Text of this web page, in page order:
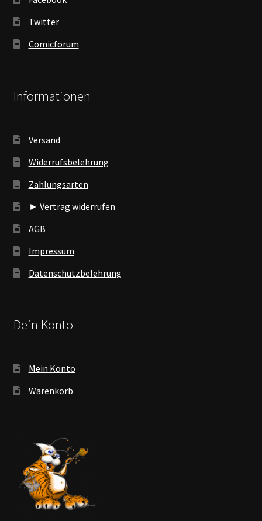
Twitter
Comicforum
Informationen
Versand
Widerrufsbelehrung
Zahlungsarten
► Vertrag widerrufen
AGB
Impressum
Datenschutzbelehrung
Dein Konto
Mein Konto
Warenkorb